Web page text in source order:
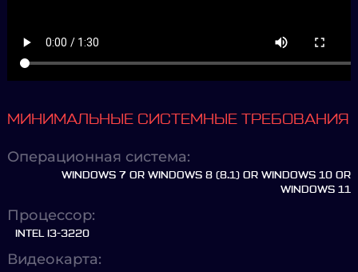
МИНИМАЛЬНЫЕ СИСТЕМНЫЕ ТРЕБОВАНИЯ
Операционная система:
WINDOWS 7 OR WINDOWS 8 (8.1) OR WINDOWS 10 OR
WINDOWS 11
Процессор:
INTEL I3-3220
Видеокарта: